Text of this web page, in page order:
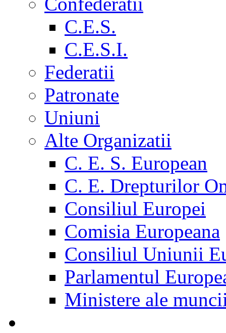
C.E.S.
C.E.S.I.
Federatii
Patronate
Uniuni
Alte Organizatii
C. E. S. European
C. E. Drepturilor
Consiliul Europei
Comisia Europeana
Consiliul Uniunii
Parlamentul
Ministere ale